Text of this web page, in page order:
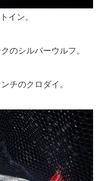
イン。
のシルバーウルフ。
チのクロダイ。